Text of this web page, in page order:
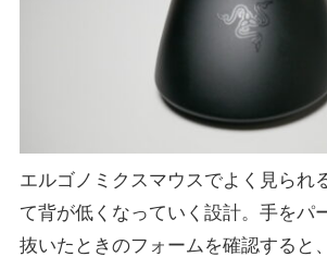
エルゴノミクスマウスでよく見られ
て背が低くなっていく設計。手をパ
抜いたときのフォームを確認すると